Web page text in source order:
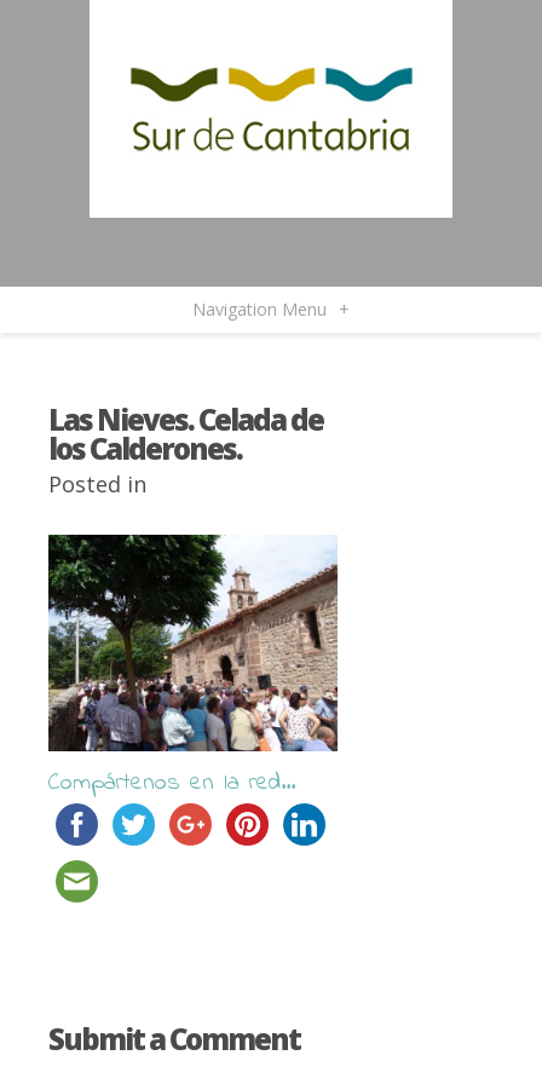
Navigation Menu +
Las Nieves. Celada de
los Calderones.
Posted in
Compártenos en la red...
Submit a Comment